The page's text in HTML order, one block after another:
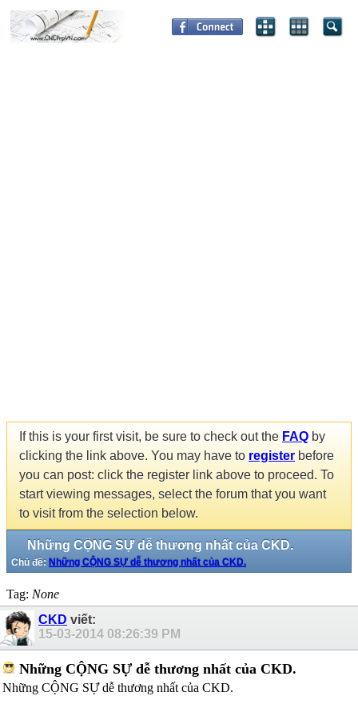
If this is your first visit, be sure to check out the FAQ by
clicking the link above. You may have to register before
you can post: click the register link above to proceed. To
start viewing messages, select the forum that you want
to visit from the selection below.
Những CỘNG SỰ dễ thương nhất của CKD.
Chủ đề: Những CỘNG SỰ dễ thương nhất của CKD.
Tag: None
CKD viết:
15-03-2014 08:26:39 PM
Những CỘNG SỰ dễ thương nhất của CKD.
Những CỘNG SỰ dễ thương nhất của CKD.